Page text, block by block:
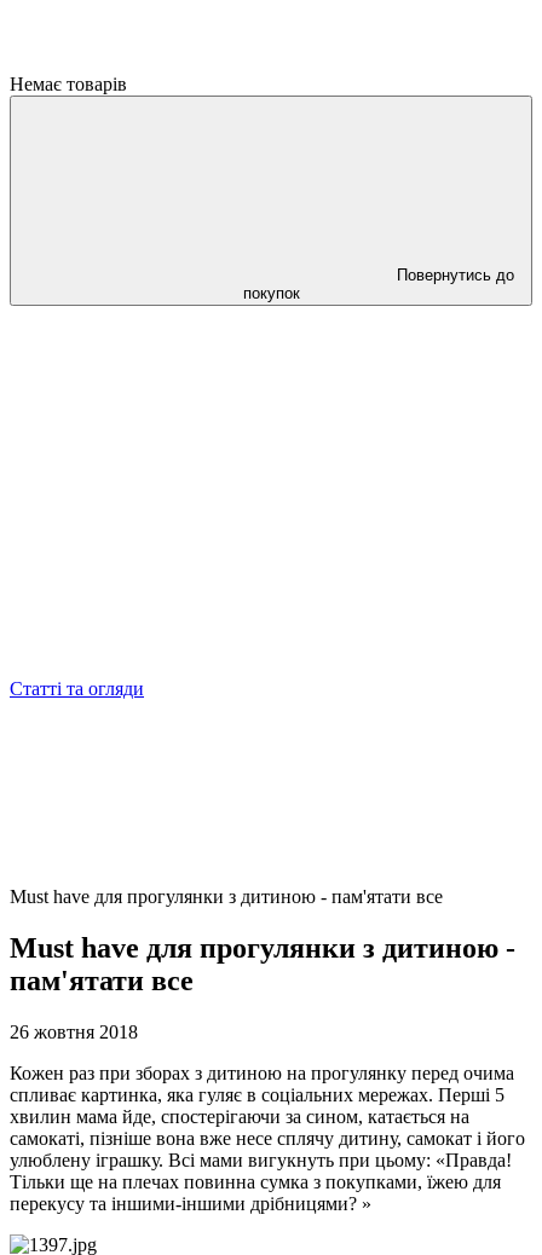
Немає товарів
Повернутись до
покупок
Статті та огляди
Must have для прогулянки з дитиною - пам'ятати все
Must have для прогулянки з дитиною -
пам'ятати все
26 жовтня 2018
Кожен раз при зборах з дитиною на прогулянку перед очима
спливає картинка, яка гуляє в соціальних мережах. Перші 5
хвилин мама йде, спостерігаючи за сином, катається на
самокаті, пізніше вона вже несе сплячу дитину, самокат і його
улюблену іграшку. Всі мами вигукнуть при цьому: «Правда!
Тільки ще на плечах повинна сумка з покупками, їжею для
перекусу та іншими-іншими дрібницями? »